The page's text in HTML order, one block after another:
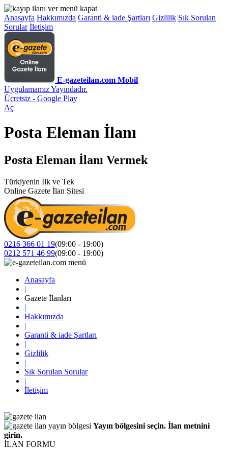
Anasayfa Hakkımızda Garanti & iade Şartları Gizlilik Sık Sorulan
Sorular İletişim
E-gazeteilan.com Mobil
Uygulamamız Yayındadır.
Ücretsiz - Google Play
Aç
Posta Eleman İlanı
Posta Eleman İlanı Vermek
Türkiyenin İlk ve Tek
Online Gazete İlan Sitesi
0216 366 01 19(09:00 - 19:00)
0212 571 46 99(09:00 - 19:00)
Anasayfa
|
Gazete İlanları
|
Hakkımızda
|
Garanti & iade Şartları
|
Gizlilik
|
Sık Sorulan Sorular
|
İletişim
Yayın bölgesini seçin. İlan metnini
girin.
İLAN FORMU